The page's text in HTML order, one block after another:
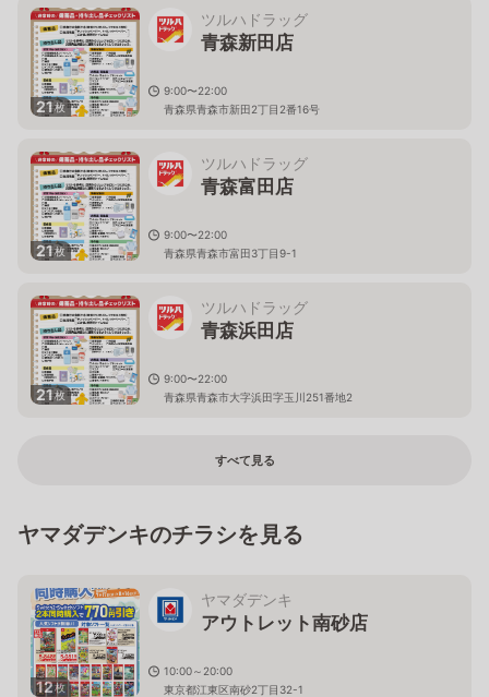
21枚
ツルハドラッグ
青森新田店
9:00〜22:00
青森県青森市新田2丁目2番16号
21枚
ツルハドラッグ
青森富田店
9:00〜22:00
青森県青森市富田3丁目9-1
21枚
ツルハドラッグ
青森浜田店
9:00〜22:00
青森県青森市大字浜田字玉川251番地2
すべて見る
ヤマダデンキのチラシを見る
12枚
ヤマダデンキ
アウトレット南砂店
10:00～20:00
東京都江東区南砂2丁目32-1